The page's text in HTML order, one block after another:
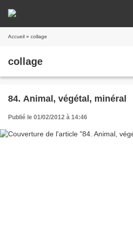
Accueil » collage
collage
84. Animal, végétal, minéral
Publié le 01/02/2012 à 14:46